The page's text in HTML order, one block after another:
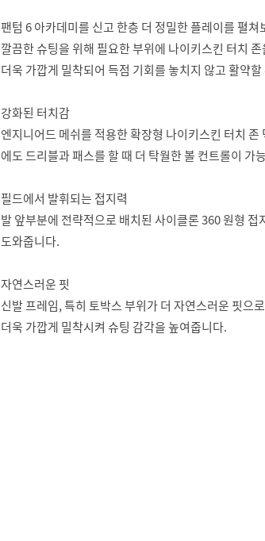
팬텀 6 아카데미를 신고 한층 더 정밀한 플레이를 펼쳐
깔끔한 슈팅을 위해 필요한 부위에 나이키스킨 터치
더욱 가깝게 밀착되어 득점 기회를 놓치지 않고 활약
강화된 터치감
엔지니어드 메쉬를 적용한 확장형 나이키스킨 터치
에도 드리블과 패스를 할 때 더 탁월한 볼 컨트롤이 가
필드에서 발휘되는 접지력
발 앞부분에 전략적으로 배치된 사이클론 360 원형
도와줍니다.
자연스러운 핏
신발 프레임, 특히 토박스 부위가 더 자연스러운 핏으
더욱 가깝게 밀착시켜 슈팅 감각을 높여줍니다.